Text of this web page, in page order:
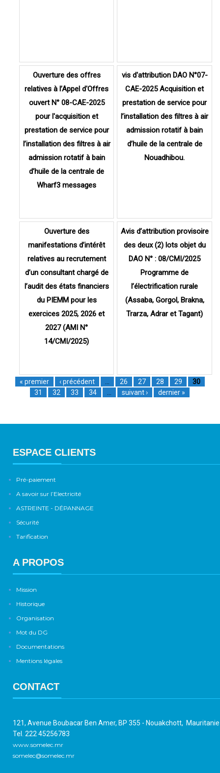
vis d'attribution DAO N°07-
CAE-2025 Acquisition et
prestation de service pour
l’installation des filtres à air
admission rotatif à bain
d’huile de la centrale de
Nouadhibou.
Ouverture des offres
relatives à l’Appel d'Offres
ouvert N° 08-CAE-2025
pour l'acquisition et
prestation de service pour
l’installation des filtres à air
admission rotatif à bain
d’huile de la centrale de
Wharf3 messages
Avis d’attribution provisoire
des deux (2) lots objet du
DAO N° : 08/CMI/2025
Programme de
l’électrification rurale
(Assaba, Gorgol, Brakna,
Trarza, Adrar et Tagant)
Ouverture des
manifestations d’intérêt
relatives au recrutement
d’un consultant chargé de
l’audit des états financiers
du PIEMM pour les
exercices 2025, 2026 et
2027 (AMI N°
14/CMI/2025)
« premier ‹ précédent 26 27 28 29
30
31
32 33 34 suivant › dernier »
ESPACE CLIENTS
Pré-paiement
A savoir sur l’Electricité
ASTREINTE - DÉPANNAGE
Sécurité
Tarification
A PROPOS
Mission
Historique
Organisation
Mot du DG
Documentations
Mentions légales
CONTACT
121, Avenue Boubacar Ben Amer, BP 355 - Nouakchott,
Tel. 222 45256783
www.somelec.mr
somelec@somelec.mr